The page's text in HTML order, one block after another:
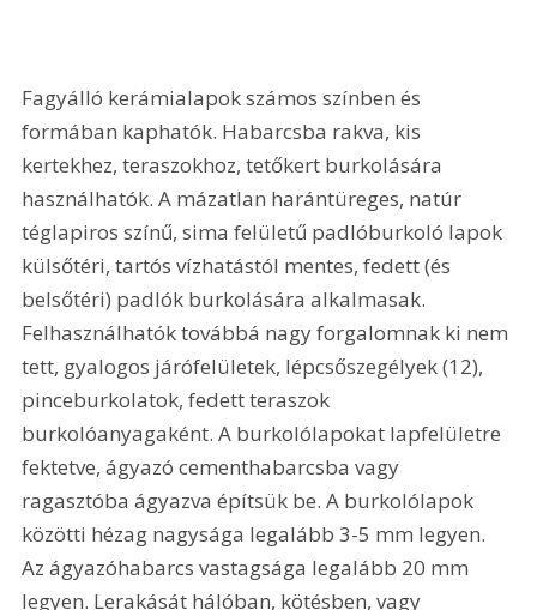
Fagyálló kerámialapok számos színben és
formában kaphatók. Habarcsba rakva, kis
kertekhez, teraszokhoz, tetőkert burkolására
használhatók. A mázatlan harántüreges, natúr
téglapiros színű, sima felületű padlóburkoló lapok
külsőtéri, tartós vízhatástól mentes, fedett (és
belsőtéri) padlók burkolására alkalmasak.
Felhasználhatók továbbá nagy forgalomnak ki nem
tett, gyalogos járófelületek, lépcsőszegélyek (12),
pinceburkolatok, fedett teraszok
burkolóanyagaként. A burkolólapokat lapfelületre
fektetve, ágyazó cementhabarcsba vagy
ragasztóba ágyazva építsük be. A burkolólapok
közötti hézag nagysága legalább 3-5 mm legyen.
Az ágyazóhabarcs vastagsága legalább 20 mm
legyen. Lerakását hálóban, kötésben, vagy